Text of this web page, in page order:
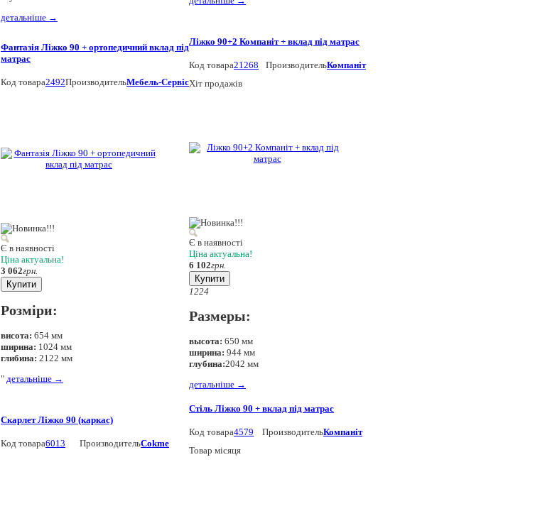
детальніше →
Фантазія Ліжко 90 + ортопедичний вклад під
матрас
Код товара2492ПроизводительМебель-Сервіс
Є в наявності
Ціна актуальна!
3 062грн.
Купити
Розміри:
висота: 654 мм
ширина: 1024 мм
глибина: 2122 мм
" детальніше →
Ліжко 90+2 Компаніт + вклад під матрас
Код товара21268 ПроизводительКомпаніт
Хіт продажів
Є в наявності
Ціна актуальна!
6 102грн.
Купити
1224
Размеры:
высота: 650 мм
ширина: 944 мм
глубина:2042 мм
детальніше →
Скарлет Ліжко 90 (каркас)
Код товара6013 ПроизводительCokme
Стіль Ліжко 90 + вклад під матрас
Код товара4579 ПроизводительКомпаніт
Товар місяця